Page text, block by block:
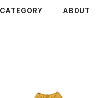
CATEGORY ABOUT